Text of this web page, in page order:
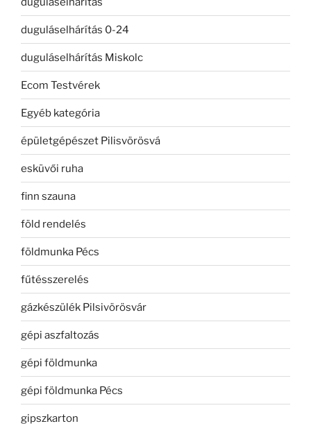
duguláselhárítás 0-24
duguláselhárítás Miskolc
Ecom Testvérek
Egyéb kategória
épületgépészet Pilisvörösvá
esküvői ruha
finn szauna
föld rendelés
földmunka Pécs
fűtésszerelés
gázkészülék Pilsivörösvár
gépi aszfaltozás
gépi földmunka
gépi földmunka Pécs
gipszkarton